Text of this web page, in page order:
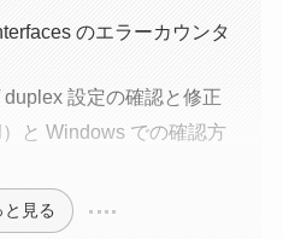
のエラーカウンタ
設定の確認と修正
と Windows での確認方
と見る